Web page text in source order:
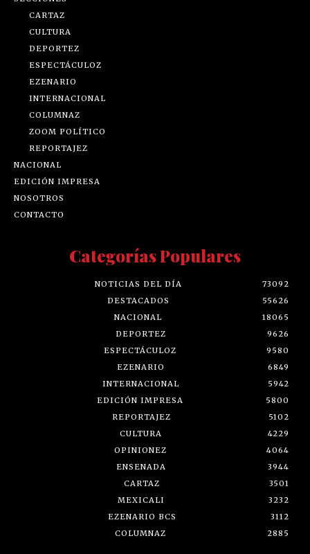
CARTAZ
CULTURA
DEPORTEZ
ESPECTÁCULOZ
EZENARIO
INTERNACIONAL
COLUMNAZ
ZOOM POLÍTICO
REPORTAJEZ
NACIONAL
EDICIÓN IMPRESA
NOSOTROS
CONTACTO
Categorías Populares
NOTICIAS DEL DÍA
73092
DESTACADOS
55626
NACIONAL
18065
DEPORTEZ
9626
ESPECTÁCULOZ
9580
EZENARIO
6849
INTERNACIONAL
5942
EDICIÓN IMPRESA
5800
REPORTAJEZ
5102
CULTURA
4229
OPINIONEZ
4064
ENSENADA
3944
CARTAZ
3501
MEXICALI
3232
EZENARIO BCS
3112
COLUMNAZ
2885